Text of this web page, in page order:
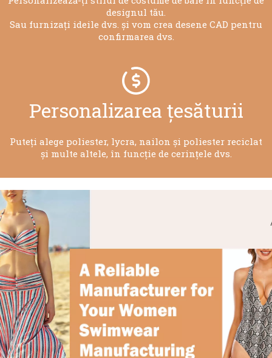
designul tău.
Sau furnizați ideile dvs. și vom crea desene CAD pentru
confirmarea dvs.
Personalizarea țesăturii
Puteți alege poliester, lycra, nailon și poliester reciclat
și multe altele, în funcție de cerințele dvs.